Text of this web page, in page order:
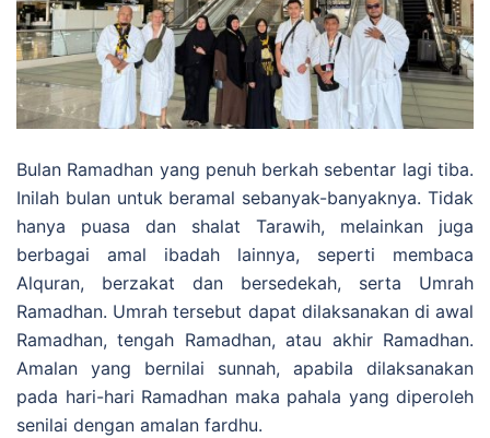
Bulan Ramadhan yang penuh berkah sebentar lagi tiba.
Inilah bulan untuk beramal sebanyak-banyaknya. Tidak
hanya puasa dan shalat Tarawih, melainkan juga
berbagai amal ibadah lainnya, seperti membaca
Alquran, berzakat dan bersedekah, serta Umrah
Ramadhan. Umrah tersebut dapat dilaksanakan di awal
Ramadhan, tengah Ramadhan, atau akhir Ramadhan.
Amalan yang bernilai sunnah, apabila dilaksanakan
pada hari-hari Ramadhan maka pahala yang diperoleh
senilai dengan amalan fardhu.